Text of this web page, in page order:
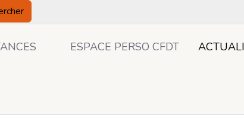
ESPACE PERSO CFDT